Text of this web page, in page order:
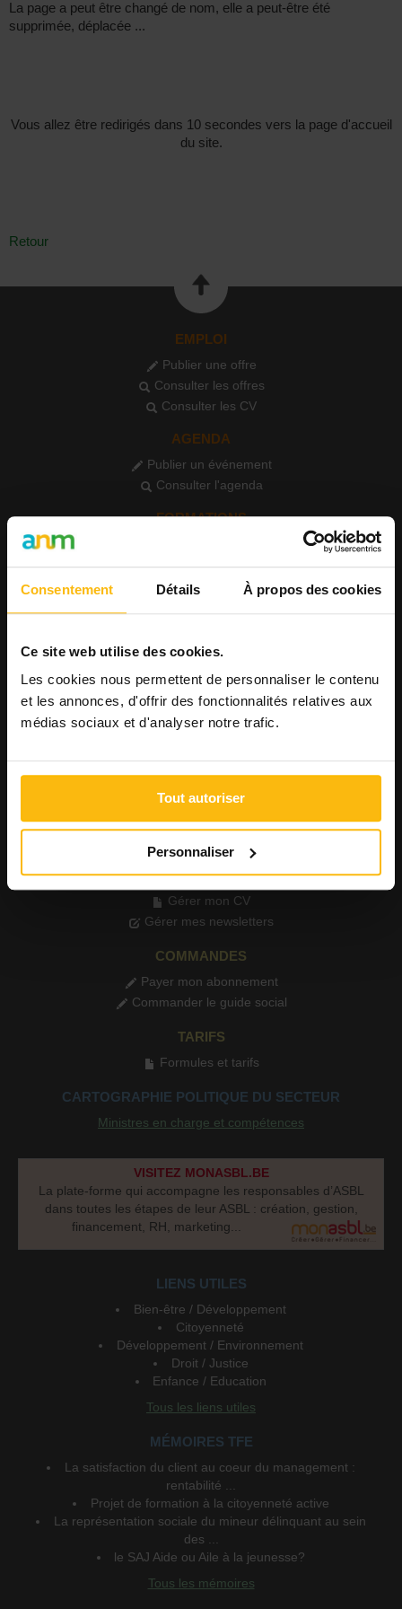
Consentement Détails À propos des cookies
Ce site web utilise des cookies.
Les cookies nous permettent de personnaliser le contenu
et les annonces, d'offrir des fonctionnalités relatives aux
médias sociaux et d'analyser notre trafic.
Tout autoriser
Personnaliser
La page a peut être changé de nom, elle a peut-être été
supprimée, déplacée ...
Vous allez être redirigés dans 10 secondes vers la page d'accueil
du site.
Retour
EMPLOI
Publier une offre
Consulter les offres
Consulter les CV
AGENDA
Publier un événement
Consulter l'agenda
FORMATIONS
Voir les formations
PETITES ANNONCES
STAGE
Proposer un stage
Trouver un stage
Proposer un bénévolat
Trouver un bénévolat
MON PROFIL
Gérer mon profil
Gérer mes alertes mails
Gérer mon CV
Gérer mes newsletters
COMMANDES
Payer mon abonnement
Commander le guide social
TARIFS
Formules et tarifs
CARTOGRAPHIE POLITIQUE DU SECTEUR
Ministres en charge et compétences
VISITEZ MONASBL.BE
La plate-forme qui accompagne les responsables d’ASBL
dans toutes les étapes de leur ASBL : création, gestion,
financement, RH, marketing...
LIENS UTILES
Bien-être / Développement
Citoyenneté
Développement / Environnement
Droit / Justice
Enfance / Education
Tous les liens utiles
MÉMOIRES TFE
La satisfaction du client au coeur du management :
rentabilité ...
Projet de formation à la citoyenneté active
La représentation sociale du mineur délinquant au sein
des ...
le SAJ Aide ou Aile à la jeunesse?
Tous les mémoires